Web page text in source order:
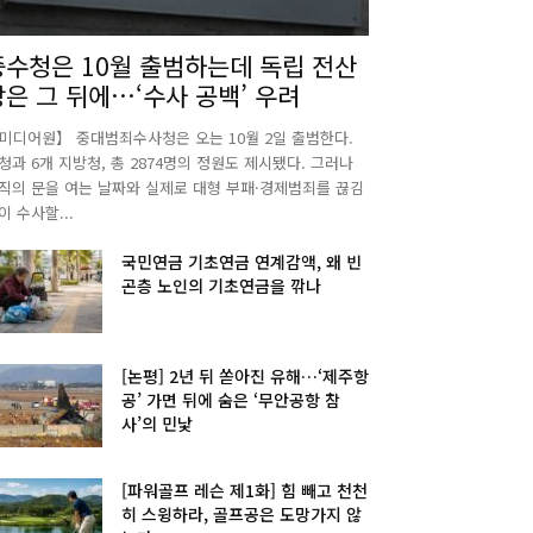
청은 10월 출범하는데 독립 전산
그 뒤에…‘수사 공백’ 우려
디어원】 중대범죄수사청은 오는 10월 2일 출범한다.
과 6개 지방청, 총 2874명의 정원도 제시됐다. 그러나
의 문을 여는 날짜와 실제로 대형 부패·경제범죄를 끊김
수사할...
국민연금 기초연금 연계감액, 왜 빈
곤층 노인의 기초연금을 깎나
[논평] 2년 뒤 쏟아진 유해…‘제주항
공’ 가면 뒤에 숨은 ‘무안공항 참
사’의 민낯
[파워골프 레슨 제1화] 힘 빼고 천천
히 스윙하라, 골프공은 도망가지 않